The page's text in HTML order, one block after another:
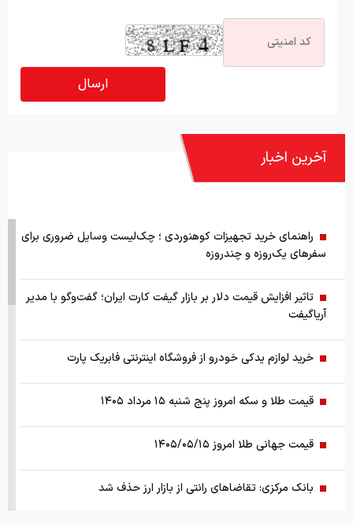
آخرین اخبار
راهنمای خرید تجهیزات کوهنوردی ؛ چک‌لیست وسایل ضروری برای
سفرهای یک‌روزه و چندروزه
تاثیر افزایش قیمت دلار بر بازار گیفت کارت ایران؛ گفت‌وگو با مدیر
آریاگیفت
خرید لوازم یدکی خودرو از فروشگاه اینترنتی فابریک پارت
قیمت طلا و سکه امروز پنج شنبه ۱۵ مرداد ۱۴۰۵
قیمت جهانی طلا امروز ۱۴۰۵/۰۵/۱۵
بانک مرکزی: تقاضا‌های رانتی از بازار ارز حذف شد